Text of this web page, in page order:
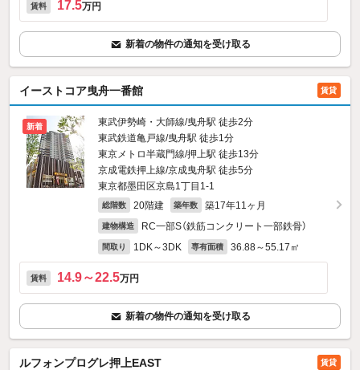
賃料 17.5万円
新着の物件の通知を受け取る
イーストコア曳舟一番館 賃貸
新着
東武伊勢崎・大師線/曳舟駅 徒歩2分
東武鉄道亀戸線/曳舟駅 徒歩1分
東京メトロ半蔵門線/押上駅 徒歩13分
京成電鉄押上線/京成曳舟駅 徒歩5分
東京都墨田区京島1丁目1-1
総階数 20階建 築年数 築17年11ヶ月
建物構造 RC一部S（鉄筋コンクリート一部鉄骨）
間取り 1DK～3DK 専有面積 36.88～55.17㎡
賃料 14.9～22.5万円
新着の物件の通知を受け取る
ルフォンプログレ押上EAST 賃貸